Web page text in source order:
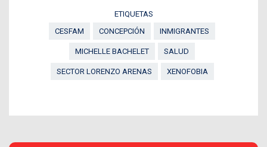
ETIQUETAS
CESFAM
CONCEPCIÓN INMIGRANTES
MICHELLE BACHELET SALUD
SECTOR LORENZO ARENAS XENOFOBIA